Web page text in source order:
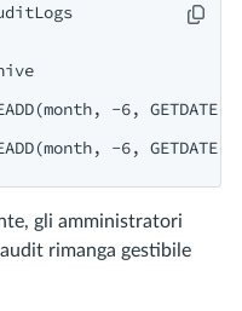
-6,
-6,
gli amministratori
rimanga gestibile